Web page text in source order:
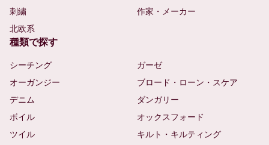
刺繍
作家・メーカー
北欧系
種類で探す
シーチング
ガーゼ
オーガンジー
ブロード・ローン・スケア
デニム
ダンガリー
ボイル
オックスフォード
ツイル
キルト・キルティング